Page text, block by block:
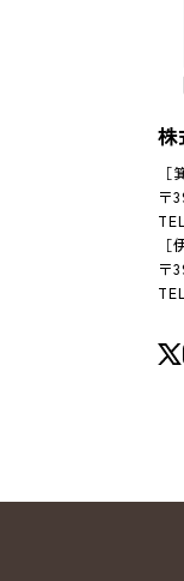
株
［
〒
［
〒